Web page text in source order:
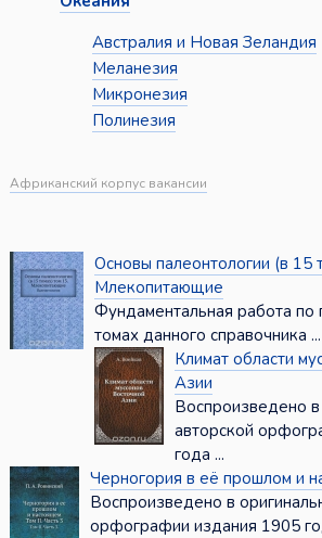
Австралия и Новая Зеландия
Меланезия
Микронезия
Полинезия
Африканский корпус вакансии
Основы палеонтологии (в 15
Млекопитающие
Фундаментальная работа по
томах данного справочника ...
Климат области
Азии
Воспроизведено в
авторской
года ...
Черногория в её прошлом и
Воспроизведено в
орфографии издания 1905